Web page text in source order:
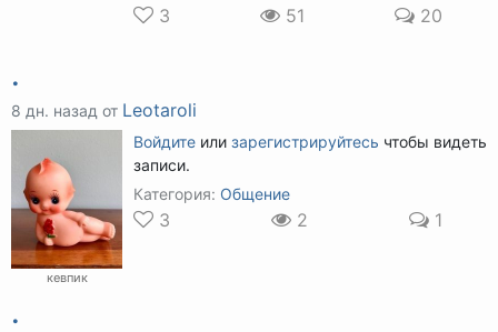
3 51 20
.
8 дн. назад от Leotaroli
кевпик
Войдите или зарегистрируйтесь чтобы видеть
записи.
Категория: Общение
3 2 1
.